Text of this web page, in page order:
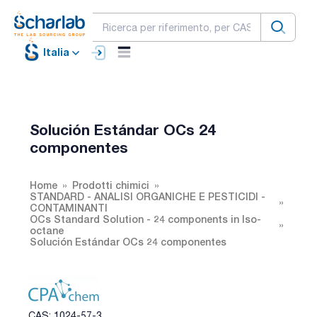
Italia
Solución Estándar OCs 24
componentes
Home
Prodotti chimici
STANDARD - ANALISI ORGANICHE E PESTICIDI -
CONTAMINANTI
OCs Standard Solution - 24 components in Iso-
octane
Solución Estándar OCs 24 componentes